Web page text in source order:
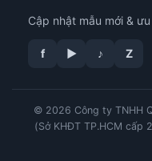
Cập nhật mẫu mới &
f ▶ ♪ Z
© 2026 Công ty TNHH
(Sở KHĐT TP.HCM cấp